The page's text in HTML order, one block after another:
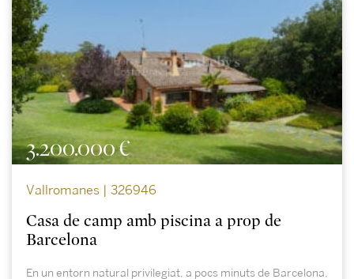
3.200.000 €
Vallromanes | 326946
Casa de camp amb piscina a prop de
Barcelona
En un entorn natural privilegiat, a pocs minuts de Barcelona,